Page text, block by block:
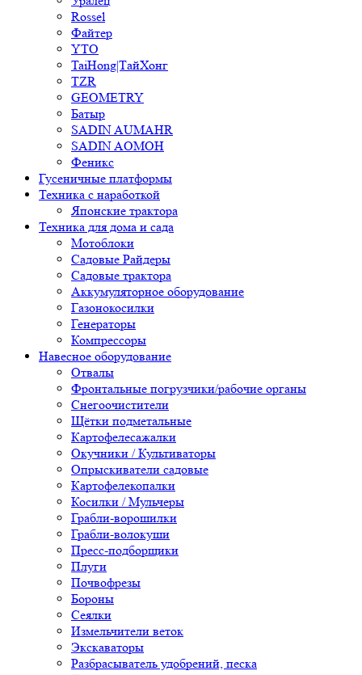
Rossel
Файтер
YTO
TaiHong|ТайХонг
TZR
GEOMETRY
Батыр
SADIN AUMAHR
SADIN AOMOH
Феникс
Гусеничные платформы
Техника с наработкой
Японские трактора
Техника для дома и сада
Мотоблоки
Садовые Райдеры
Садовые трактора
Аккумуляторное оборудование
Газонокосилки
Генераторы
Компрессоры
Навесное оборудование
Отвалы
Фронтальные погрузчики/рабочие органы
Снегоочистители
Щётки подметальные
Картофелесажалки
Окучники / Культиваторы
Опрыскиватели садовые
Картофелекопалки
Косилки / Мульчеры
Грабли-ворошилки
Грабли-волокуши
Пресс-подборщики
Плуги
Почвофрезы
Бороны
Сеялки
Измельчители веток
Экскаваторы
Разбрасыватель удобрений, песка